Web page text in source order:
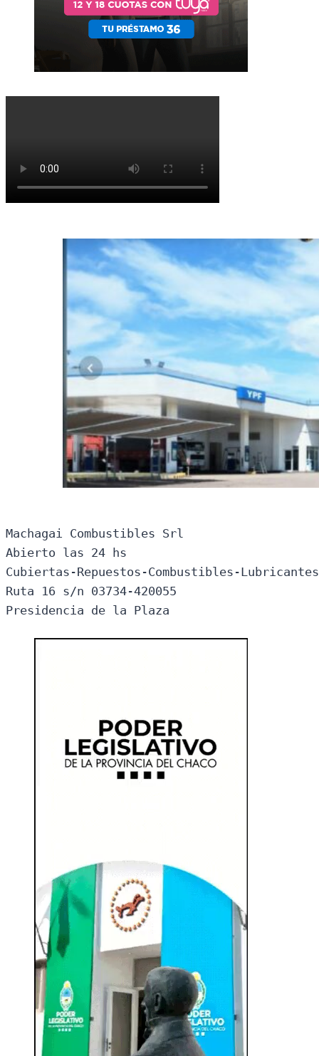
Machagai Combustibles Srl
Abierto las 24 hs
Cubiertas-Repuestos-Combustibles-
Ruta 16 s/n 03734-420055
Presidencia de la Plaza